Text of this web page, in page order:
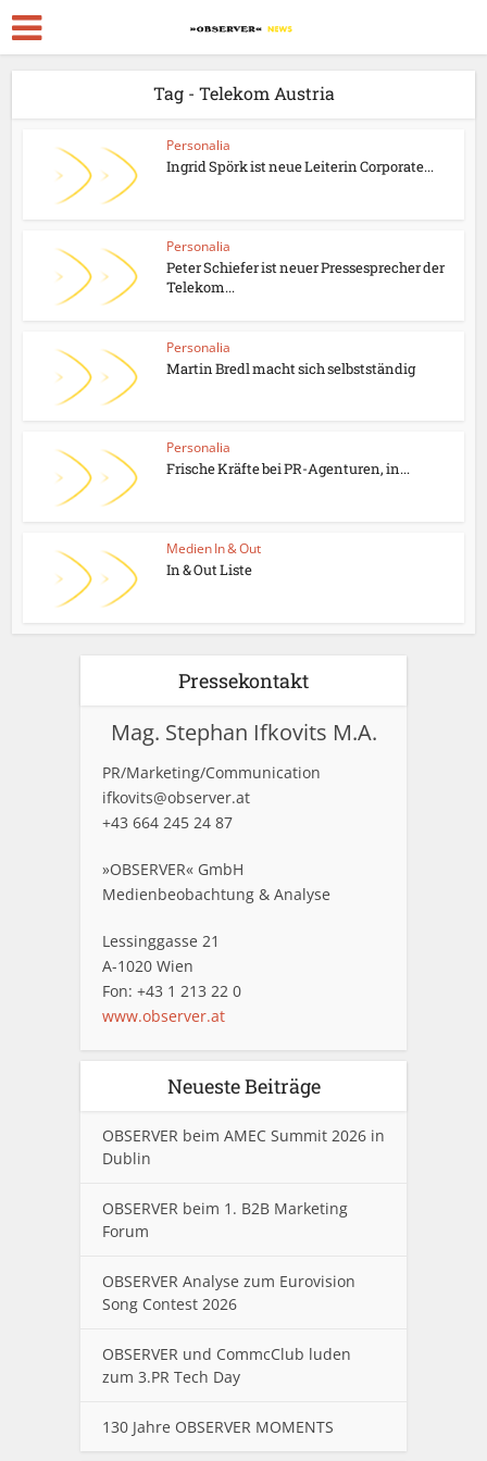
Tag - Telekom Austria
Personalia
Ingrid Spörk ist neue Leiterin Corporate...
Personalia
Peter Schiefer ist neuer Pressesprecher der
Telekom...
Personalia
Martin Bredl macht sich selbstständig
Personalia
Frische Kräfte bei PR-Agenturen, in...
Medien In & Out
In & Out Liste
Pressekontakt
Mag. Stephan Ifkovits M.A.
PR/Marketing/Communication
ifkovits@observer.at
+43 664 245 24 87
»OBSERVER« GmbH
Medienbeobachtung & Analyse
Lessinggasse 21
A-1020 Wien
Fon: +43 1 213 22 0
www.observer.at
Neueste Beiträge
OBSERVER beim AMEC Summit 2026 in
Dublin
OBSERVER beim 1. B2B Marketing
Forum
OBSERVER Analyse zum Eurovision
Song Contest 2026
OBSERVER und CommcClub luden
zum 3.PR Tech Day
130 Jahre OBSERVER MOMENTS